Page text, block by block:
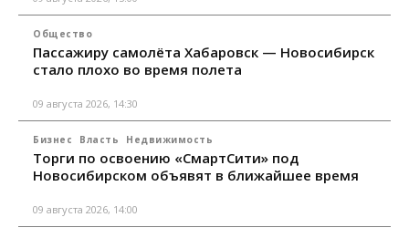
Общество
Пассажиру самолёта Хабаровск — Новосибирск
стало плохо во время полета
09 августа 2026, 14:30
Бизнес Власть Недвижимость
Торги по освоению «СмартСити» под
Новосибирском объявят в ближайшее время
09 августа 2026, 14:00